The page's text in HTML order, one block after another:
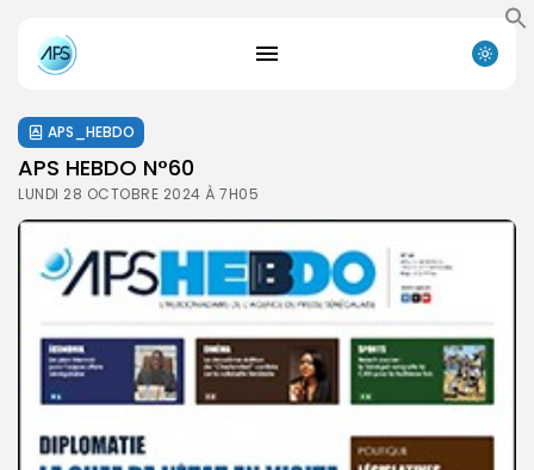
APS_HEBDO
APS HEBDO N°60
LUNDI 28 OCTOBRE 2024 À 7H05